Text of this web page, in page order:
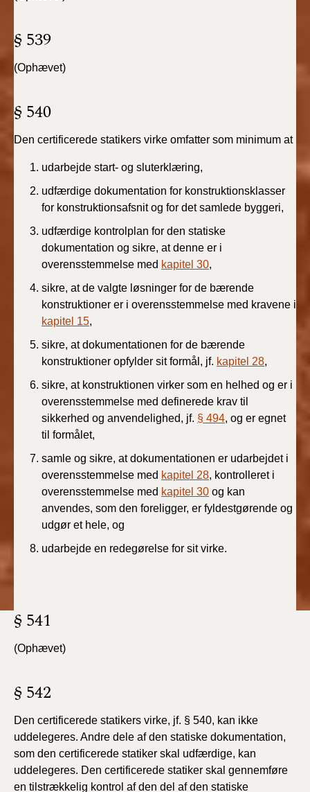
BR18 (1/7-31/12
2020)
2020)
BR18 (1/1-9/3 2020)
2019)
BR18 (1/1-4/7 2019)
BR18 (1/7-31/12
2018)
BR15 (2015-2018)
Tidligere BR (1961-
§ 539
(Ophævet)
§ 540
Den certificerede statikers virke omfatter som minimum at
udarbejde start- og sluterklæring,
udfærdige dokumentation for konstruktionsklasser
for konstruktionsafsnit og for det samlede byggeri,
udfærdige kontrolplan for den statiske
dokumentation og sikre, at denne er i
overensstemmelse med kapitel 30,
sikre, at de valgte løsninger for de bærende
konstruktioner er i overensstemmelse med kravene i
kapitel 15,
sikre, at dokumentationen for de bærende
konstruktioner opfylder sit formål, jf. kapitel 28,
sikre, at konstruktionen virker som en helhed og er i
overensstemmelse med definerede krav til
sikkerhed og anvendelighed, jf. § 494, og er egnet
til formålet,
samle og sikre, at dokumentationen er udarbejdet i
overensstemmelse med kapitel 28, kontrolleret i
overensstemmelse med kapitel 30 og kan
anvendes, som den foreligger, er fyldestgørende og
udgør et hele, og
udarbejde en redegørelse for sit virke.
§ 541
(Ophævet)
§ 542
Den certificerede statikers virke, jf. § 540, kan ikke
uddelegeres. Andre dele af den statiske dokumentation,
som den certificerede statiker skal udfærdige, kan
uddelegeres. Den certificerede statiker skal gennemføre
en tilstrækkelig kontrol af den del af den statiske